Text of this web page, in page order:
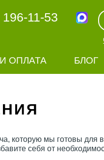
11-53
ОПЛАТА БЛОГ
которую мы готовы
себя от